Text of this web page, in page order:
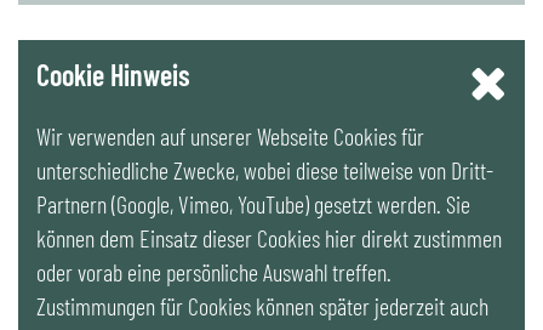
YouTube
LinkedIn
Newsletter
Cookie Hinweis
Wir verwenden auf unserer Webseite Cookies für
unterschiedliche Zwecke, wobei diese teilweise von Dritt-
Partnern (Google, Vimeo, YouTube) gesetzt werden. Sie
können dem Einsatz dieser Cookies hier direkt zustimmen
oder vorab eine persönliche Auswahl treffen.
Zustimmungen für Cookies können später jederzeit auch